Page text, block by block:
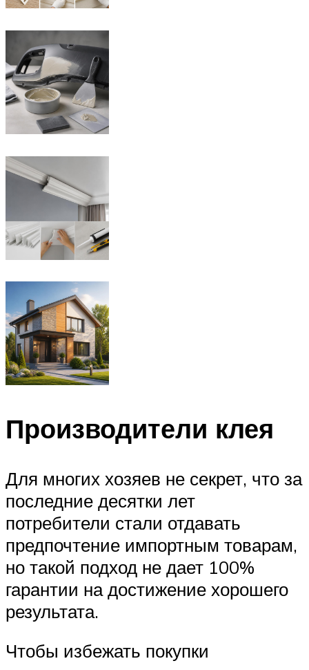
Производители клея
Для многих хозяев не секрет, что за
последние десятки лет
потребители стали отдавать
предпочтение импортным товарам,
но такой подход не дает 100%
гарантии на достижение хорошего
результата.
Чтобы избежать покупки